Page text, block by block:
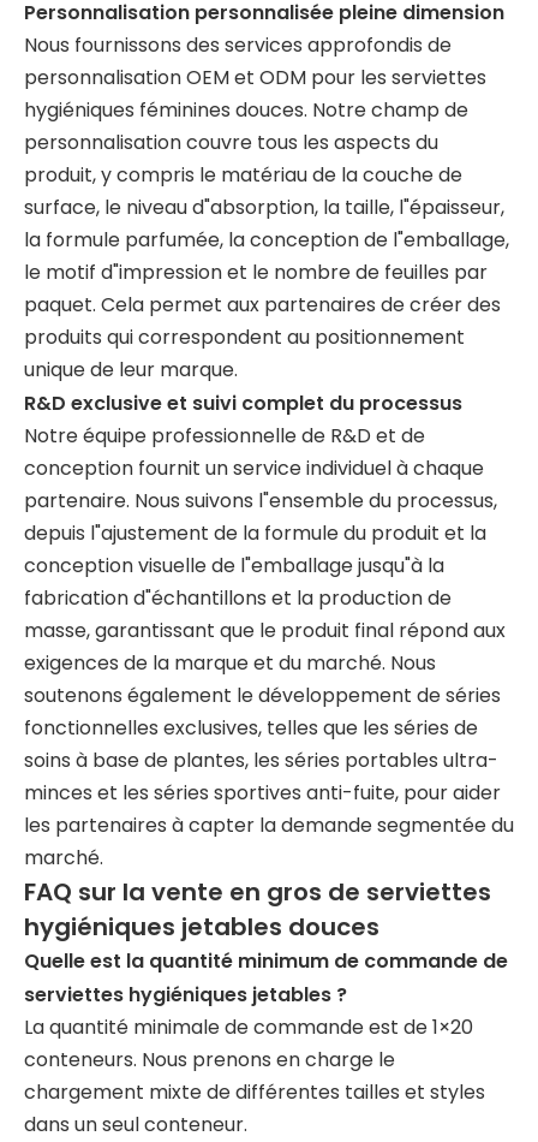
Personnalisation personnalisée pleine dimension
Nous fournissons des services approfondis de
personnalisation OEM et ODM pour les serviettes
hygiéniques féminines douces. Notre champ de
personnalisation couvre tous les aspects du
produit, y compris le matériau de la couche de
surface, le niveau d"absorption, la taille, l"épaisseur,
la formule parfumée, la conception de l"emballage,
le motif d"impression et le nombre de feuilles par
paquet. Cela permet aux partenaires de créer des
produits qui correspondent au positionnement
unique de leur marque.
R&D exclusive et suivi complet du processus
Notre équipe professionnelle de R&D et de
conception fournit un service individuel à chaque
partenaire. Nous suivons l"ensemble du processus,
depuis l"ajustement de la formule du produit et la
conception visuelle de l"emballage jusqu"à la
fabrication d"échantillons et la production de
masse, garantissant que le produit final répond aux
exigences de la marque et du marché. Nous
soutenons également le développement de séries
fonctionnelles exclusives, telles que les séries de
soins à base de plantes, les séries portables ultra-
minces et les séries sportives anti-fuite, pour aider
les partenaires à capter la demande segmentée du
marché.
FAQ sur la vente en gros de serviettes
hygiéniques jetables douces
Quelle est la quantité minimum de commande de
serviettes hygiéniques jetables ?
La quantité minimale de commande est de 1×20
conteneurs. Nous prenons en charge le
chargement mixte de différentes tailles et styles
dans un seul conteneur.